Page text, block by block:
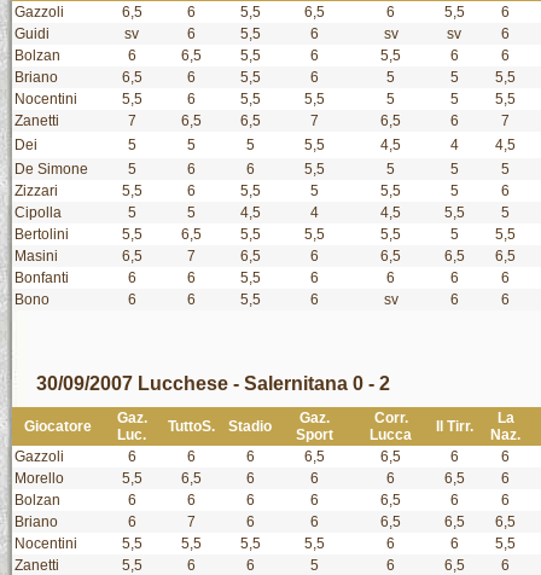
Gazzoli
6,5 6 5,5 6,5 6 5,5
6
Guidi
sv 6 5,5 6 sv sv
6
Bolzan
6 6,5 5,5 6 5,5 6
6
Briano
6,5 6 5,5 6 5 5
5,5
Nocentini
5,5 6 5,5 5,5 5 5
5,5
Zanetti
7 6,5 6,5 7 6,5 6
7
Dei
5 5 5 5,5 4,5 4
4,5
De Simone
5 6 6 5,5 5 5
5
Zizzari
5,5 6 5,5 5 5,5 5
6
Cipolla
5 5 4,5 4 4,5 5,5
5
Bertolini
5,5 6,5 5,5 5,5 5,5 5
5,5
Masini
6,5 7 6,5 6 6,5 6,5
6,5
Bonfanti
6 6 5,5 6 6 6
6
Bono
6 6 5,5 6 sv 6 6
30/09/2007 Lucchese - Salernitana 0 - 2
Giocatore
Gaz.
Luc.
TuttoS. Stadio
Gaz.
Sport
Corr.
Lucca
Il Tirr.
La
Naz.
Gazzoli
6 6 6 6,5 6,5 6
6
Morello
5,5 6,5 6 6 6 6,5
6
Bolzan
6 6 6 6 6,5 6
6
Briano
6 7 6 6 6,5 6,5
6,5
Nocentini
5,5 5,5 5,5 5,5 6 6
5,5
Zanetti
5,5 6 6 5 6 6,5
6